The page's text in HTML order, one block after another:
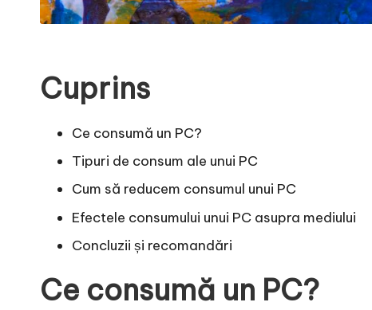
Cuprins
Ce consumă un PC?
Tipuri de consum ale unui PC
Cum să reducem consumul unui PC
Efectele consumului unui PC asupra mediului
Concluzii și recomandări
Ce consumă un PC?